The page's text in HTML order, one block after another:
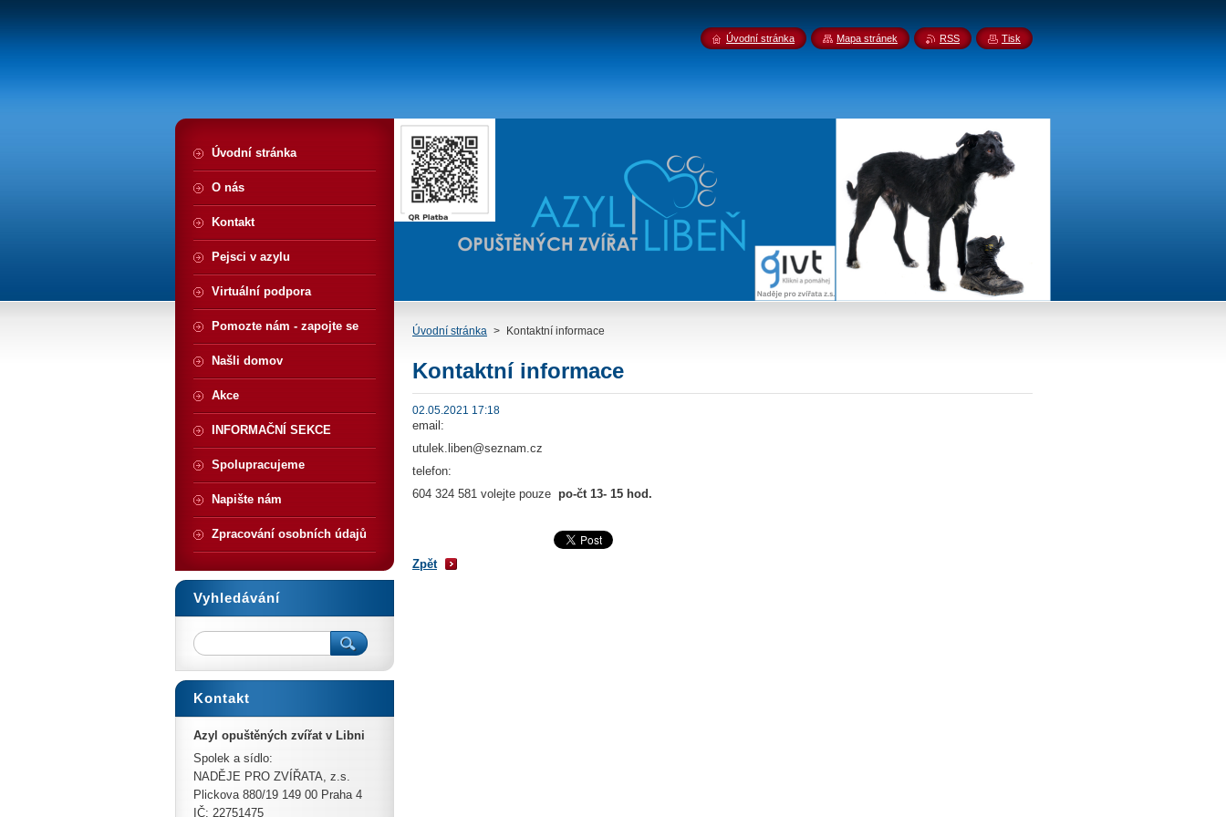
Úvodní stránka > Kontaktní informace
Kontaktní informace
02.05.2021 17:18
email:
utulek.liben@seznam.cz
telefon:
604 324 581 volejte pouze po-čt 13- 15 hod.
Zpět
Úvodní stránka
O nás
Kontakt
Pejsci v azylu
Virtuální podpora
Pomozte nám - zapojte se
Našli domov
Akce
INFORMAČNÍ SEKCE
Spolupracujeme
Napište nám
Zpracování osobních údajů
Vyhledávání
Kontakt
Azyl opuštěných zvířat v Libni
Spolek a sídlo:
NADĚJE PRO ZVÍŘATA, z.s.
Plickova 880/19 149 00 Praha 4
IČ: 22751475
Úvodní stránka Mapa stránek RSS Tisk